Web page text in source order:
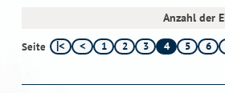
Anzahl der
Seite 1 2 3 4 5 6